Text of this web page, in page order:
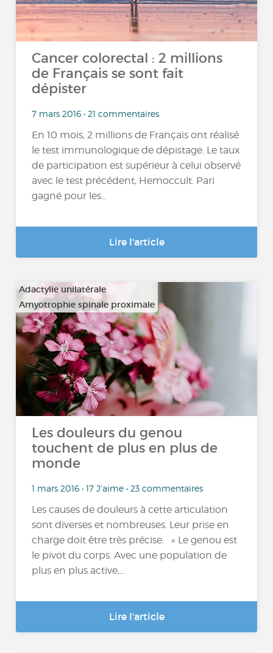
Cancer colorectal : 2 millions
de Français se sont fait
dépister
7 mars 2016 • 21 commentaires
En 10 mois, 2 millions de Français ont réalisé
le test immunologique de dépistage. Le taux
de participation est supérieur à celui observé
avec le test précédent, Hemoccult. Pari
gagné pour les...
Lire l'article
Adactylie unilatérale
Amyotrophie spinale proximale
…
Les douleurs du genou
touchent de plus en plus de
monde
1 mars 2016 • 17 J'aime • 23 commentaires
Les causes de douleurs à cette articulation
sont diverses et nombreuses. Leur prise en
charge doit être très précise. « Le genou est
le pivot du corps. Avec une population de
plus en plus active,...
Lire l'article